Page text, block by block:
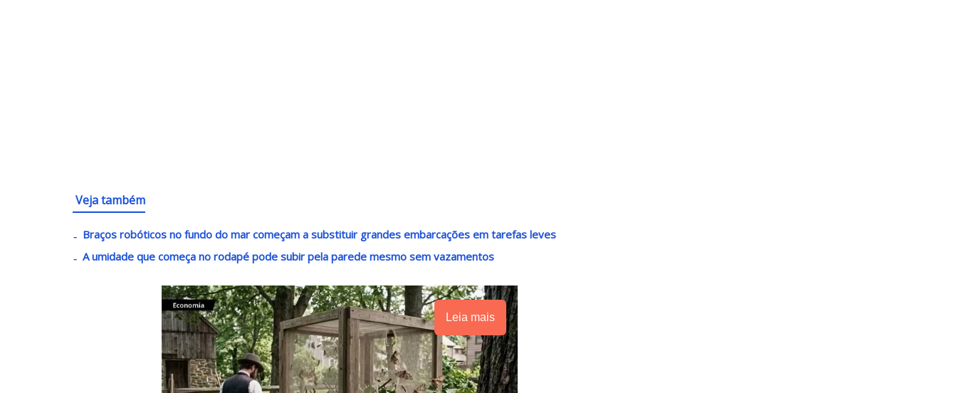
Veja também
Braços robóticos no fundo do mar começam a substituir grandes embarcações em tarefas leves
A umidade que começa no rodapé pode subir pela parede mesmo sem vazamentos
Leia mais